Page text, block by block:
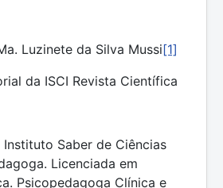
Luzinete da Silva Mussi[1]
da ISCI Revista Científica
Saber de Ciências
Licenciada em
Psicopedagoga Clínica e